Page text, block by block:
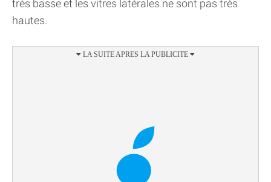
très basse et les vitres latérales ne sont pas très
hautes.